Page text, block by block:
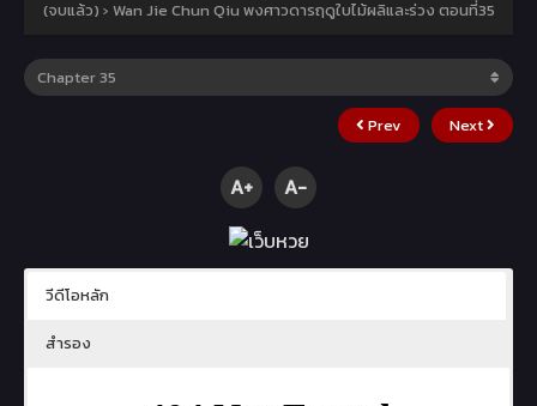
(จบแล้ว) › Wan Jie Chun Qiu พงศาวดารฤดูใบไม้ผลิและร่วง ตอนที่35
Prev Next
A+ A-
วีดีโอหลัก
สำรอง